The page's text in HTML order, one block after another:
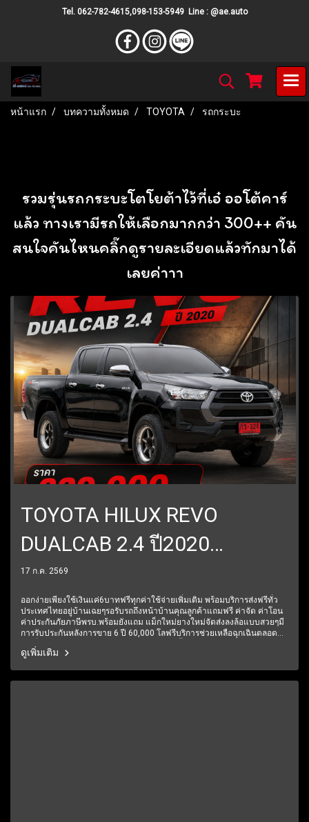
Tel. 062-782-4615,098-153-5949 Line : @ae.auto
หน้าแรก บทความทั้งหมด TOYOTA รถกระบะ
รวมรุ่นรถกระบะโตโยต้าไว้ที่เอ๋ ออโต้คาร์
แล้ว ทางเรามีรถให้เลือกมากกว่า 300++ คัน
สนใจคันไหนคลิ๊กดูรายละเอียดแล้วทักมาได้
เลยค่าาา
TOYOTA HILUX REVO
DUALCAB 2.4 ปี2020
ราคา629,000บาท
17 ก.ค. 2569
ออกง่ายเพียงใช้เงินแค่6บาทฟรีทุกค่าใช้จ่ายเพิ่มเติม พร้อมบริการส่งฟรีทั่ว
ประเทศไทยอยู่บ้านเฉยๆรอรับรถถึงหน้าบ้านคุณลูกค้าแถมฟรี ค่าจัด ค่าโอน
ค่าประกันภัยภาษีพรบ.พร้อมยังแถม แม็กใหม่ยางใหม่จัดส่งลงล้อแบบสวยๆมี
การรับประกันหลังการขาย 6 ปี 60,000 โลฟรีบริการช่วยเหลือฉุกเฉินตลอด
24 ชั่วโมง1 ปีเต็ม6 เดือนแรกรับประกันให้ทุกชิ้นส่วน มีรถให้เลือกมากกว่า
250 คัน
ดูเพิ่มเติม